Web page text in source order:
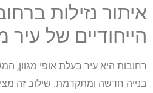
איתור נזילות
הייחודיים של
רחובות היא עיר בעלת אופי מגוון,
בנייה חדשה ומתקדמת. שילוב זה